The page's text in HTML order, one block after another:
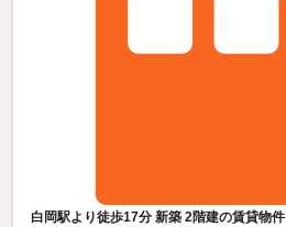
白岡駅より徒歩17分 新築 2階建の賃貸物件